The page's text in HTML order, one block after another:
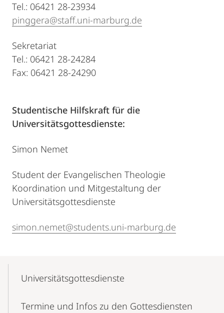
Tel.: 06421 28-23934
pinggera@staff.uni-marburg.de
Sekretariat
Tel.: 06421 28-24284
Fax: 06421 28-24290
Studentische Hilfskraft für die
Universitätsgottesdienste:
Simon Nemet
Student der Evangelischen Theologie
Koordination und Mitgestaltung der
Universitätsgottesdienste
simon.nemet@students.uni-marburg.de
NavigationUniversitätsgottesdienste
Termine und Infos zu den Gottesdiensten